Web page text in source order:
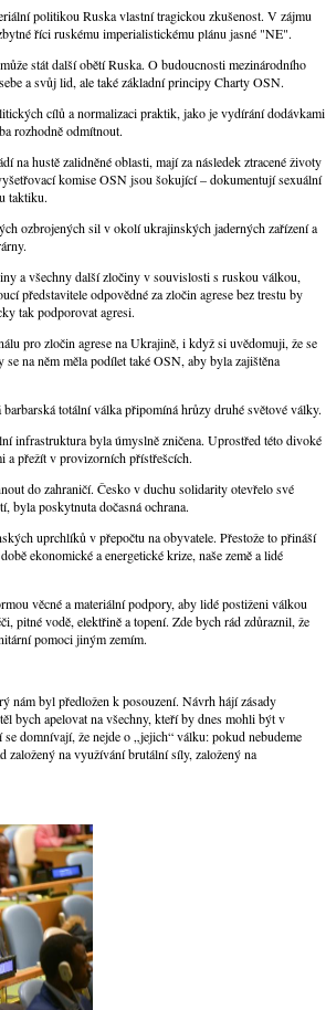
politikou Ruska vlastní tragickou zkušenost. V zájmu
říci ruskému imperialistickému plánu jasné "NE".
stát další obětí Ruska. O budoucnosti mezinárodního
a svůj lid, ale také základní principy Charty OSN.
cílů a normalizaci praktik, jako je vydírání dodávkami
rozhodně odmítnout.
na hustě zalidněné oblasti, mají za následek ztracené životy
komise OSN jsou šokující – dokumentují sexuální
taktiku.
ozbrojených sil v okolí ukrajinských jaderných zařízení a
a všechny další zločiny v souvislosti s ruskou válkou,
představitele odpovědné za zločin agrese bez trestu by
tak podporovat agresi.
pro zločin agrese na Ukrajině, i když si uvědomuji, že se
na něm měla podílet také OSN, aby byla zajištěna
totální válka připomíná hrůzy druhé světové války.
infrastruktura byla úmyslně zničena. Uprostřed této divoké
a přežít v provizorních přístřešcích.
do zahraničí. Česko v duchu solidarity otevřelo své
byla poskytnuta dočasná ochrana.
uprchlíků v přepočtu na obyvatele. Přestože to přináší
ekonomické a energetické krize, naše země a lidé
věcné a materiální podpory, aby lidé postiženi válkou
pitné vodě, elektřině a topení. Zde bych rád zdůraznil, že
pomoci jiným zemím.
nám byl předložen k posouzení. Návrh hájí zásady
bych apelovat na všechny, kteří by dnes mohli být v
domnívají, že nejde o „jejich“ válku: pokud nebudeme
založený na využívání brutální síly, založený na